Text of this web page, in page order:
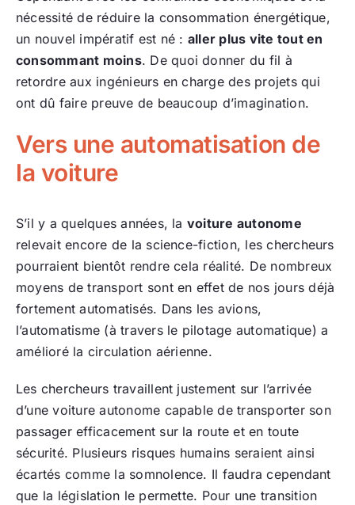
nécessité de réduire la consommation énergétique,
un nouvel impératif est né : aller plus vite tout en
consommant moins. De quoi donner du fil à
retordre aux ingénieurs en charge des projets qui
ont dû faire preuve de beaucoup d’imagination.
Vers une automatisation de
la voiture
S’il y a quelques années, la voiture autonome
relevait encore de la science-fiction, les chercheurs
pourraient bientôt rendre cela réalité. De nombreux
moyens de transport sont en effet de nos jours déjà
fortement automatisés. Dans les avions,
l’automatisme (à travers le pilotage automatique) a
amélioré la circulation aérienne.
Les chercheurs travaillent justement sur l’arrivée
d’une voiture autonome capable de transporter son
passager efficacement sur la route et en toute
sécurité. Plusieurs risques humains seraient ainsi
écartés comme la somnolence. Il faudra cependant
que la législation le permette. Pour une transition